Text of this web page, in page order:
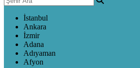
İstanbul
Ankara
İzmir
Adana
Adıyaman
Afyon